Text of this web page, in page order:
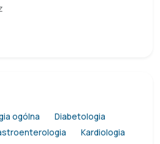
ogólna
Diabetologia
Kardiologia